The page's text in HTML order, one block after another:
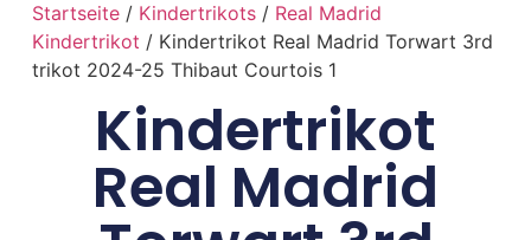
Startseite/ Kindertrikots/ Real Madrid
Kindertrikot / Kindertrikot Real Madrid Torwart 3rd
trikot 2024-25 Thibaut Courtois 1
Kindertrikot
Real Madrid